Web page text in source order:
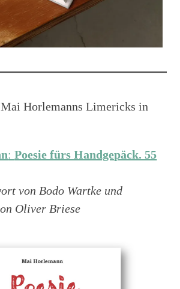
Horlemanns Limericks in
:Poesie fürs Handgepäck. 55
von Bodo Wartke und
Oliver Briese